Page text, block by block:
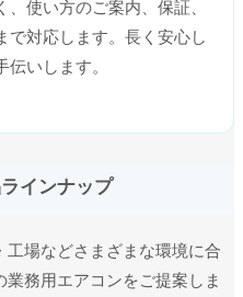
使い方のご案内、保証、
で対応します。長く安心し
いします。
インナップ
場などさまざまな環境に合
務用エアコンをご提案しま